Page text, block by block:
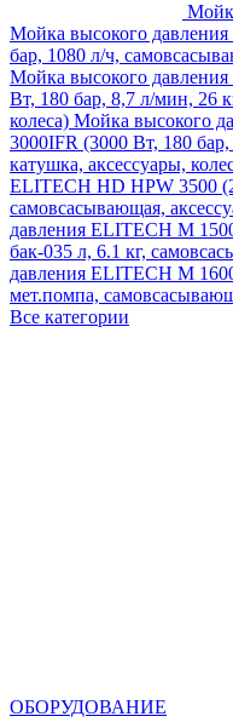
Мойка высокого
бар, 1080 л/ч,
Мойка высокого
Вт, 180 бар, 8,7 л/мин, 26
колеса) Мойка высокого
3000IFR (3000 Вт, 180
катушка, аксессуары,
ELITECH HD HPW 3500
самовсасывающая,
давления ELITECH M
бак-035 л, 6.1 кг,
давления ELITECH М
мет.помпа,
Все категории
ОБОРУДОВАНИЕ